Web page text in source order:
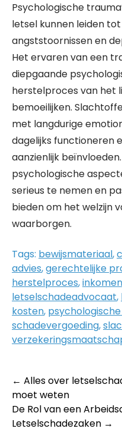
Psychologische
letsel kunnen leiden
angststoornissen en
Het ervaren van een
diepgaande
herstelproces van het
bemoeilijken.
met langdurige
dagelijks functioneren
aanzienlijk
psychologische
serieus te nemen en
bieden om het welzijn
waarborgen.
Tags: bewijsmateriaal,
advies,gerechtelijke
herstelproces,
letselschadeadvocaat,
kosten,
schadevergoeding,
Post
navigation
← Alles over
moet weten
De Rol van een
Letselschadezaken →